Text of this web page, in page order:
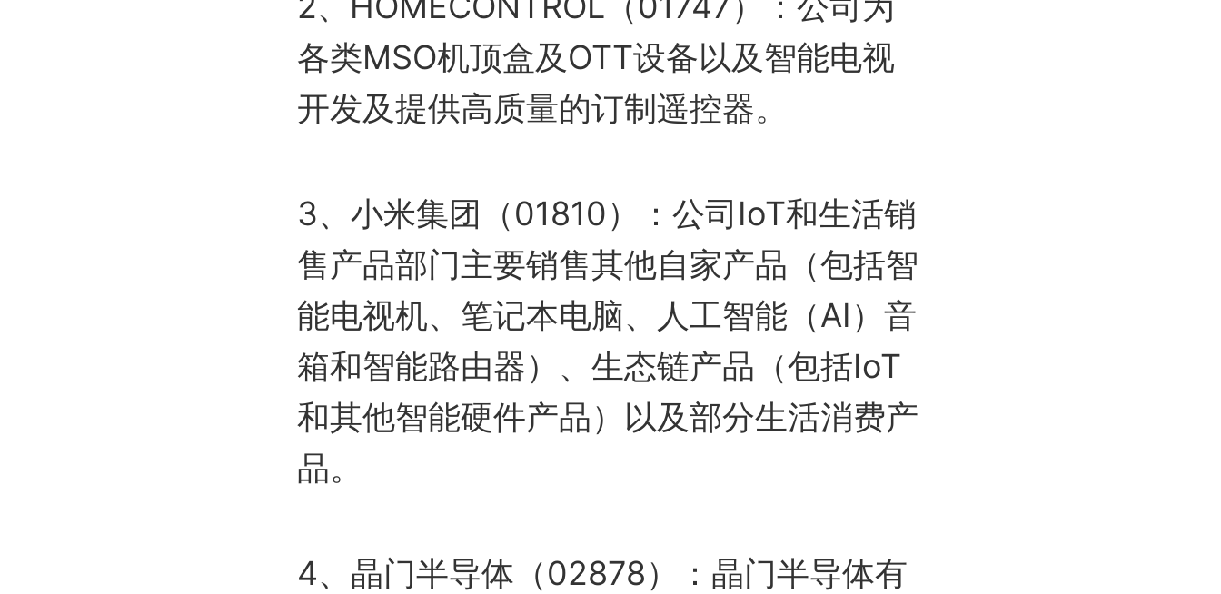
各类MSO机顶盒及OTT设备以及智能电视
开发及提供高质量的订制遥控器。
3、小米集团（01810）：公司IoT和生活销
售产品部门主要销售其他自家产品（包括智
能电视机、笔记本电脑、人工智能（AI）音
箱和智能路由器）、生态链产品（包括IoT
和其他智能硬件产品）以及部分生活消费产
品。
4、晶门半导体（02878）：晶门半导体有